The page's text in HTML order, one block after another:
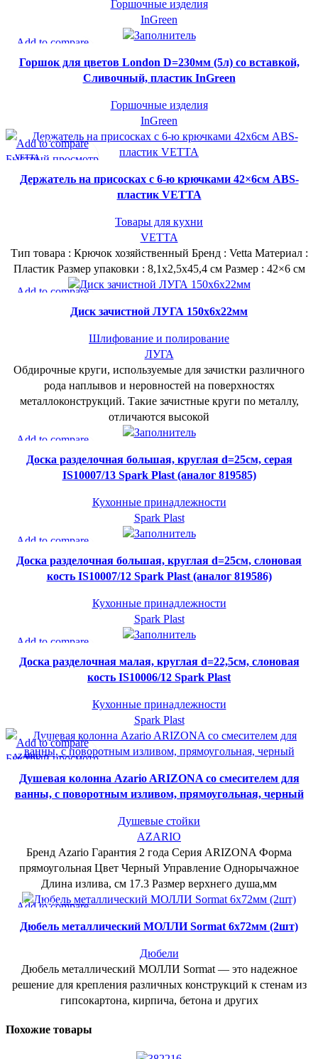
Горшочные изделия
InGreen
СУПЕР-ЦЕНА
Add to compare
Быстрый просмотр
Горшок для цветов London D=230мм (5л) со вставкой,
Сливочный, пластик InGreen
Горшочные изделия
InGreen
СУПЕР-ЦЕНА
VETTA
Add to compare
Быстрый просмотр
В желаемое
Держатель на присосках с 6-ю крючками 42×6см ABS-
пластик VETTA
Товары для кухни
VETTA
Тип товара : Крючок хозяйственный Бренд : Vetta Материал :
Пластик Размер упаковки : 8,1х2,5х45,4 см Размер : 42×6 см
СУПЕР-ЦЕНА
Add to compare
Быстрый просмотрДиск зачистной ЛУГА 150х6х22мм
Шлифование и полирование
ЛУГА
Обдирочные круги, используемые для зачистки различного
рода наплывов и неровностей на поверхностях
металлоконструкций. Такие зачистные круги по металлу,
отличаются высокой
СУПЕР-ЦЕНА
Add to compare
Быстрый просмотр
В желаемое
Доска разделочная большая, круглая d=25см, серая
IS10007/13 Spark Plast (аналог 819585)
Кухонные принадлежности
Spark Plast
СУПЕР-ЦЕНА
Add to compare
Быстрый просмотр
В желаемое
Доска разделочная большая, круглая d=25см, слоновая
кость IS10007/12 Spark Plast (аналог 819586)
Кухонные принадлежности
Spark Plast
СУПЕР-ЦЕНА
Add to compare
Быстрый просмотр
Доска разделочная малая, круглая d=22,5см, слоновая
кость IS10006/12 Spark Plast
Кухонные принадлежности
Spark Plast
СУПЕР-ЦЕНА
AZARIO
Add to compare
Быстрый просмотр
В желаемое
Душевая колонна Azario ARIZONA со смесителем для
ванны, с поворотным изливом, прямоугольная, черный
Душевые стойки
AZARIO
Бренд Azario Гарантия 2 года Серия ARIZONA Форма
прямоугольная Цвет Черный Управление Однорычажное
Длина излива, см 17.3 Размер верхнего душа,мм
СУПЕР-ЦЕНА
Add to compare
Быстрый просмотр
Дюбель металлический МОЛЛИ Sormat 6х72мм (2шт)
Дюбели
Дюбель металлический МОЛЛИ Sormat — это надежное
решение для крепления различных конструкций к стенам из
гипсокартона, кирпича, бетона и других
Похожие товары